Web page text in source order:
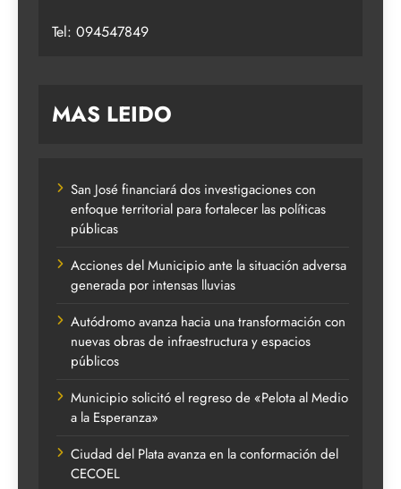
Tel: 094547849
MAS LEIDO
San José financiará dos investigaciones con
enfoque territorial para fortalecer las políticas
públicas
Acciones del Municipio ante la situación adversa
generada por intensas lluvias
Autódromo avanza hacia una transformación con
nuevas obras de infraestructura y espacios
públicos
Municipio solicitó el regreso de «Pelota al Medio
a la Esperanza»
Ciudad del Plata avanza en la conformación del
CECOEL